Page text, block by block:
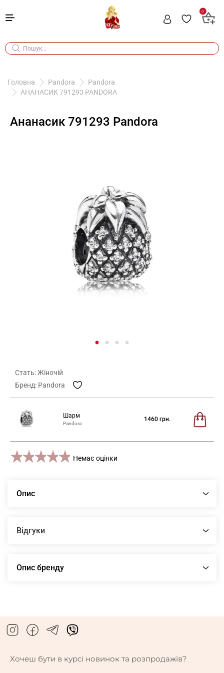
0
Головна Pandora
Pandora
АНАНАСИК 791293 PANDORA
Ананасик 791293 Pandora
Стать: Жіночій
Бренд: Pandora
Шарм
Pandora
1460 грн.
5 stars
4 stars
3 stars
2 stars
1 star Немає оцінки
Опис
Відгуки
Опис бренду
Хочеш бути в курсі новинок та розпродажів?